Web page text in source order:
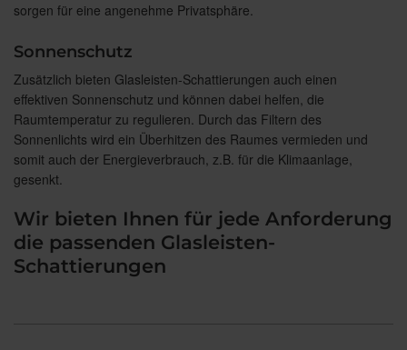
sorgen für eine angenehme Privatsphäre.
Sonnenschutz
Zusätzlich bieten Glasleisten-Schattierungen auch einen
effektiven Sonnenschutz und können dabei helfen, die
Raumtemperatur zu regulieren. Durch das Filtern des
Sonnenlichts wird ein Überhitzen des Raumes vermieden und
somit auch der Energieverbrauch, z.B. für die Klimaanlage,
gesenkt.
Wir bieten Ihnen für jede Anforderung
die passenden Glasleisten-
Schattierungen